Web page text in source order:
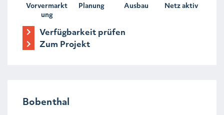
Vorvermarkt
ung
Planung Ausbau Netz aktiv
Verfügbarkeit prüfen
Zum Projekt
Bobenthal